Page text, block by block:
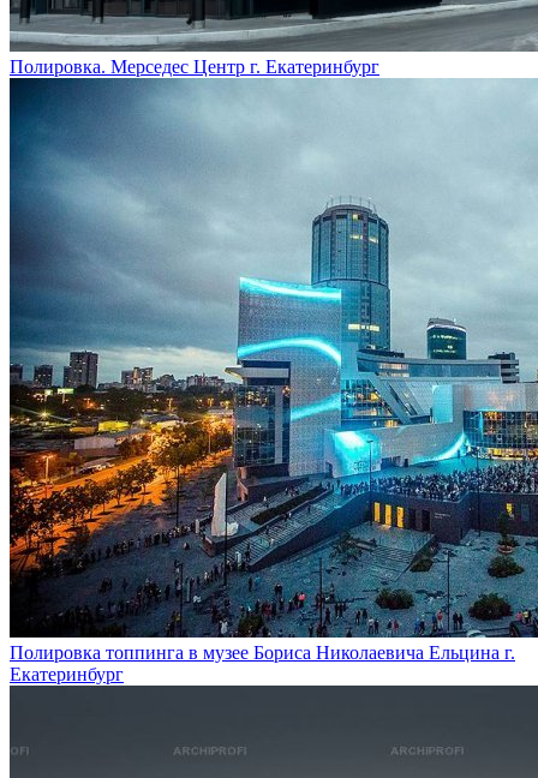
Полировка. Мерседес Центр г. Екатеринбург
Полировка топпинга в музее Бориса Николаевича Ельцина г.
Екатеринбург